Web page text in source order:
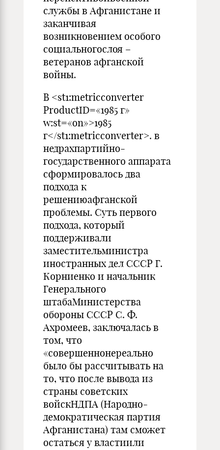
службы в Афганистане и
заканчивая
возникновением особого
социальногослоя –
ветеранов афганской
войны.
В <st1:metricconverter
ProductID=«1985 г»
w:st=«on»>1985
г</st1:metricconverter>. в
недрахпартийно-
государственного аппарата
сформировалось два
подхода к
решениюафганской
проблемы. Суть первого
подхода, который
поддерживали
заместительминистра
иностранных дел СССР Г.
Корниенко и начальник
Генерального
штабаМинистерства
обороны СССР С. Ф.
Ахромеев, заключалась в
том, что
«совершеннонереально
было бы рассчитывать на
то, что после вывода из
страны советских
войскНДПА (Народно-
демократическая партия
Афганистана) там сможет
остаться у властиили